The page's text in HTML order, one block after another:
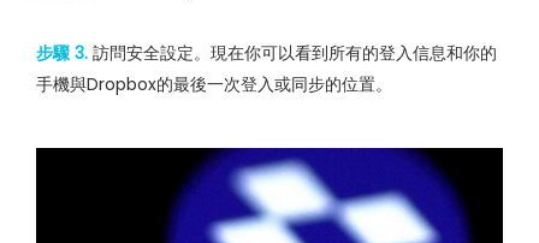
步驟 3. 訪問安全設定。現在你可以看到所有的登入信息和你的
手機與Dropbox的最後一次登入或同步的位置。